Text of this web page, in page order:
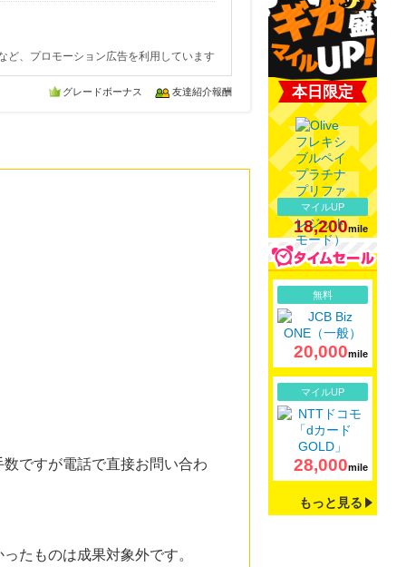
ど、プロモーション広告を利用しています
グレードボーナス 友達紹介報酬
ですが電話で直接お問い合わ
たものは成果対象外です。
本日限定
マイルUP
18,200mile
無料
20,000mile
マイルUP
28,000mile
もっと見る